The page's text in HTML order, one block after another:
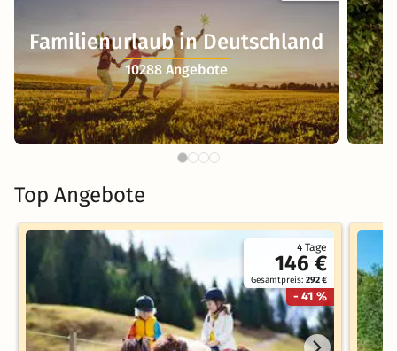
Familienurlaub in Deutschland
10288 Angebote
Top Angebote
4 Tage
146 €
Gesamtpreis:292 €
- 41 %